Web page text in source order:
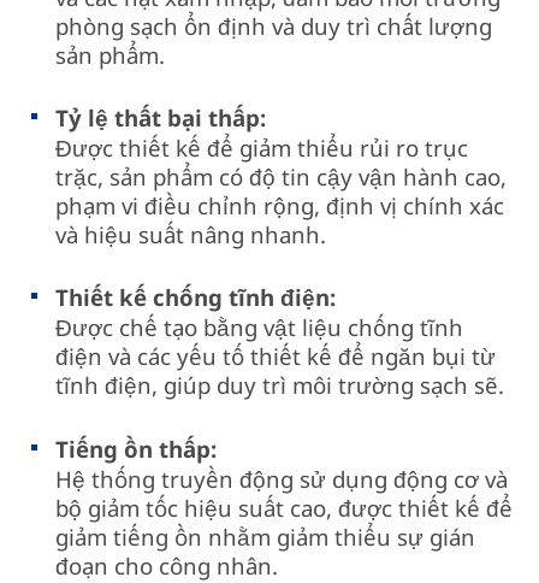
phòng sạch ổn định và duy trì chất lượng
sản phẩm.
Tỷ lệ thất bại thấp:
Được thiết kế để giảm thiểu rủi ro trục
trặc, sản phẩm có độ tin cậy vận hành cao,
phạm vi điều chỉnh rộng, định vị chính xác
và hiệu suất nâng nhanh.
Thiết kế chống tĩnh điện:
Được chế tạo bằng vật liệu chống tĩnh
điện và các yếu tố thiết kế để ngăn bụi từ
tĩnh điện, giúp duy trì môi trường sạch sẽ.
Tiếng ồn thấp:
Hệ thống truyền động sử dụng động cơ và
bộ giảm tốc hiệu suất cao, được thiết kế để
giảm tiếng ồn nhằm giảm thiểu sự gián
đoạn cho công nhân.